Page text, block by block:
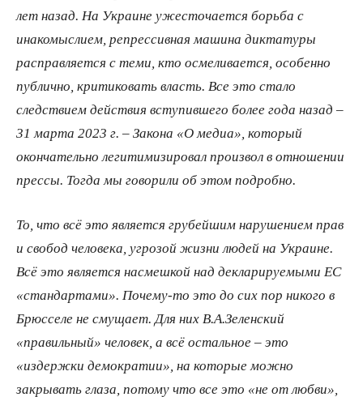
лет назад. На Украине ужесточается борьба с
инакомыслием, репрессивная машина диктатуры
расправляется с теми, кто осмеливается, особенно
публично, критиковать власть. Все это стало
следствием действия вступившего более года назад –
31 марта 2023 г. – Закона «О медиа», который
окончательно легитимизировал произвол в отношении
прессы. Тогда мы говорили об этом подробно.
То, что всё это является грубейшим нарушением прав
и свобод человека, угрозой жизни людей на Украине.
Всё это является насмешкой над декларируемыми ЕС
«стандартами». Почему-то это до сих пор никого в
Брюсселе не смущает. Для них В.А.Зеленский
«правильный» человек, а всё остальное – это
«издержки демократии», на которые можно
закрывать глаза, потому что все это «не от любви»,